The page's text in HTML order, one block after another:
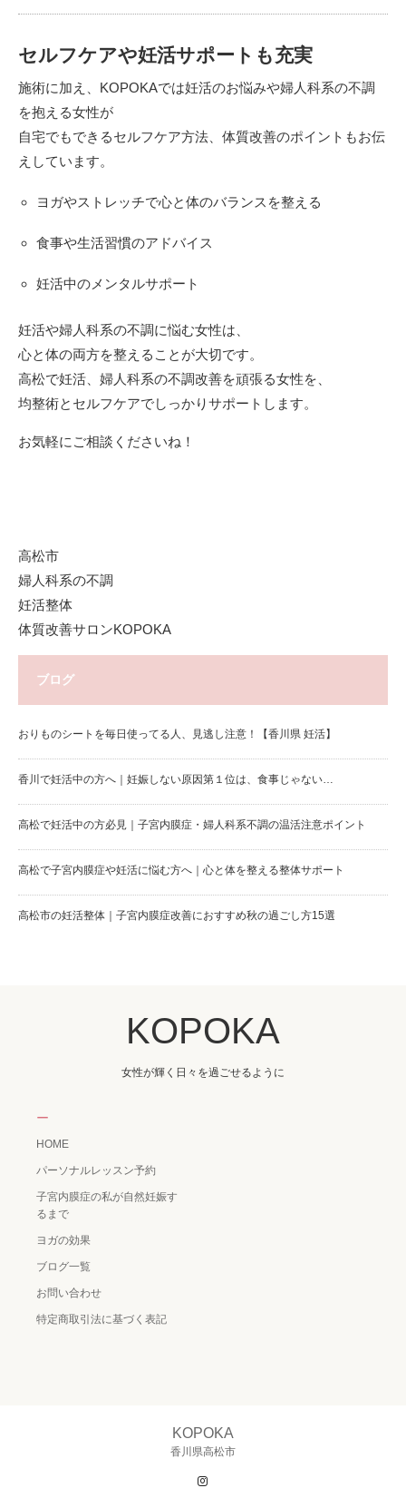
セルフケアや妊活サポートも充実
施術に加え、KOPOKAでは妊活のお悩みや婦人科系の不調
を抱える女性が
自宅でもできるセルフケア方法、体質改善のポイントもお伝
えしています。
ヨガやストレッチで心と体のバランスを整える
食事や生活習慣のアドバイス
妊活中のメンタルサポート
妊活や婦人科系の不調に悩む女性は、
心と体の両方を整えることが大切です。
高松で妊活、婦人科系の不調改善を頑張る女性を、
均整術とセルフケアでしっかりサポートします。
お気軽にご相談くださいね！
高松市
婦人科系の不調
妊活整体
体質改善サロンKOPOKA
ブログ
おりものシートを毎日使ってる人、見逃し注意！【香川県 妊活】
香川で妊活中の方へ｜妊娠しない原因第１位は、食事じゃない…
高松で妊活中の方必見｜子宮内膜症・婦人科系不調の温活注意ポイント
高松で子宮内膜症や妊活に悩む方へ｜心と体を整える整体サポート
高松市の妊活整体｜子宮内膜症改善におすすめ秋の過ごし方15選
KOPOKA
女性が輝く日々を過ごせるように
ー
HOME
パーソナルレッスン予約
子宮内膜症の私が自然妊娠す
るまで
ヨガの効果
ブログ一覧
お問い合わせ
特定商取引法に基づく表記
KOPOKA
香川県高松市